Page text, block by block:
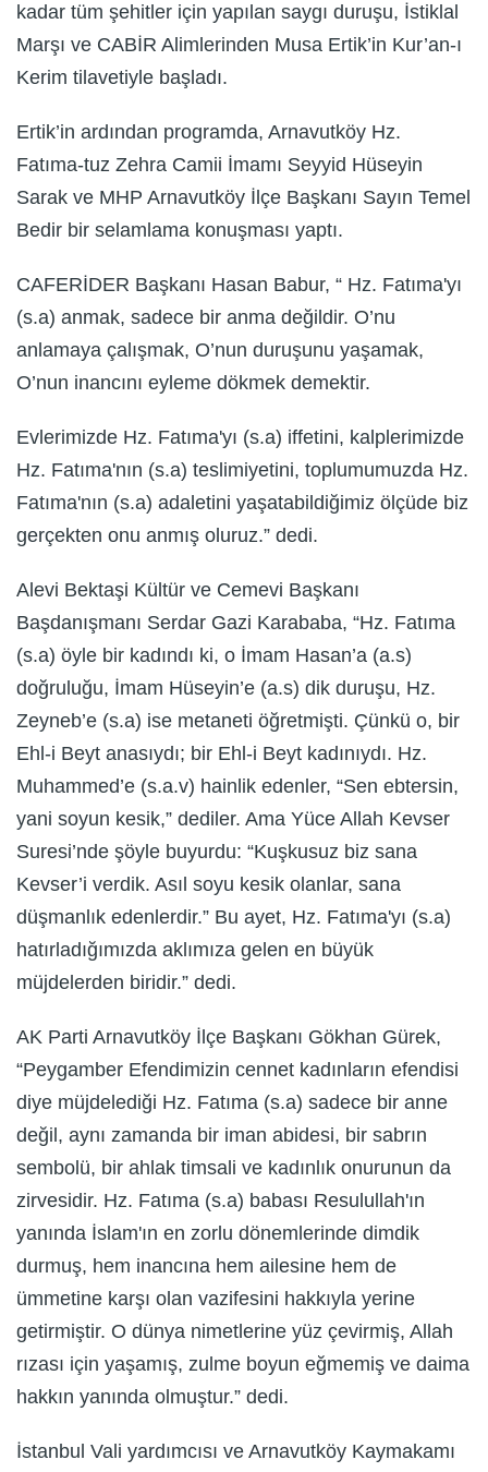
kadar tüm şehitler için yapılan saygı duruşu, İstiklal
Marşı ve CABİR Alimlerinden Musa Ertik’in Kur’an-ı
Kerim tilavetiyle başladı.
Ertik’in ardından programda, Arnavutköy Hz.
Fatıma-tuz Zehra Camii İmamı Seyyid Hüseyin
Sarak ve MHP Arnavutköy İlçe Başkanı Sayın Temel
Bedir bir selamlama konuşması yaptı.
CAFERİDER Başkanı Hasan Babur, “ Hz. Fatıma'yı
(s.a) anmak, sadece bir anma değildir. O’nu
anlamaya çalışmak, O’nun duruşunu yaşamak,
O’nun inancını eyleme dökmek demektir.
Evlerimizde Hz. Fatıma'yı (s.a) iffetini, kalplerimizde
Hz. Fatıma'nın (s.a) teslimiyetini, toplumumuzda Hz.
Fatıma'nın (s.a) adaletini yaşatabildiğimiz ölçüde biz
gerçekten onu anmış oluruz.” dedi.
Alevi Bektaşi Kültür ve Cemevi Başkanı
Başdanışmanı Serdar Gazi Karababa, “Hz. Fatıma
(s.a) öyle bir kadındı ki, o İmam Hasan’a (a.s)
doğruluğu, İmam Hüseyin’e (a.s) dik duruşu, Hz.
Zeyneb’e (s.a) ise metaneti öğretmişti. Çünkü o, bir
Ehl-i Beyt anasıydı; bir Ehl-i Beyt kadınıydı. Hz.
Muhammed’e (s.a.v) hainlik edenler, “Sen ebtersin,
yani soyun kesik,” dediler. Ama Yüce Allah Kevser
Suresi’nde şöyle buyurdu: “Kuşkusuz biz sana
Kevser’i verdik. Asıl soyu kesik olanlar, sana
düşmanlık edenlerdir.” Bu ayet, Hz. Fatıma'yı (s.a)
hatırladığımızda aklımıza gelen en büyük
müjdelerden biridir.” dedi.
AK Parti Arnavutköy İlçe Başkanı Gökhan Gürek,
“Peygamber Efendimizin cennet kadınların efendisi
diye müjdelediği Hz. Fatıma (s.a) sadece bir anne
değil, aynı zamanda bir iman abidesi, bir sabrın
sembolü, bir ahlak timsali ve kadınlık onurunun da
zirvesidir. Hz. Fatıma (s.a) babası Resulullah'ın
yanında İslam'ın en zorlu dönemlerinde dimdik
durmuş, hem inancına hem ailesine hem de
ümmetine karşı olan vazifesini hakkıyla yerine
getirmiştir. O dünya nimetlerine yüz çevirmiş, Allah
rızası için yaşamış, zulme boyun eğmemiş ve daima
hakkın yanında olmuştur.” dedi.
İstanbul Vali yardımcısı ve Arnavutköy Kaymakamı